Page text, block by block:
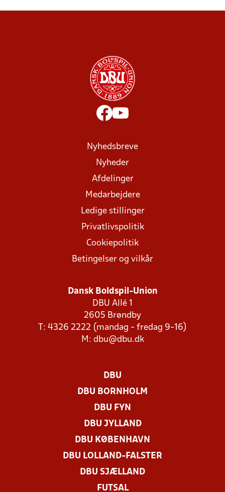
Nyhedsbreve
Nyheder
Afdelinger
Medarbejdere
Ledige stillinger
Privatlivspolitik
Cookiepolitik
Betingelser og vilkår
Dansk Boldspil-Union
DBU Allé 1
2605 Brøndby
T: 4326 2222 (mandag - fredag 9-16)
M: dbu@dbu.dk
DBU
DBU BORNHOLM
DBU FYN
DBU JYLLAND
DBU KØBENHAVN
DBU LOLLAND-FALSTER
DBU SJÆLLAND
FUTSAL